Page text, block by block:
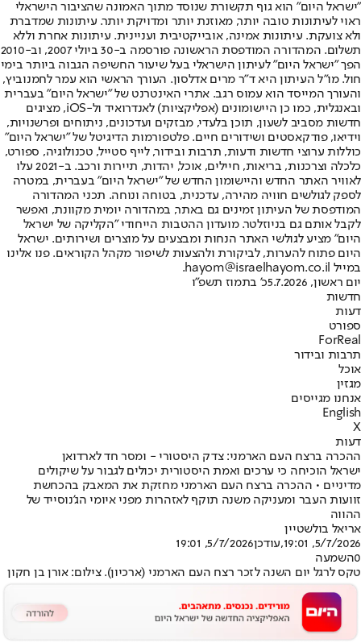
"ישראל היום" הוא גוף תקשורת שנוסד מתוך האמונה שהציבור הישראלי
ראוי לעיתונות טובה יותר, מאוזנת יותר ומדויקת יותר. עיתונות שמדברת
ולא צועקת. עיתונות אמינה, אובייקטיבית ועניינית. עיתונות אחרת וללא
תשלום. המהדורה המודפסת הראשונה פורסמה ב-30 ביולי 2007, וב-2010
הפך "ישראל היום" לעיתון הישראלי בעל שיעור החשיפה הגבוה ביותר בימי
חול. מו"ל העיתון היא ד"ר מרים אדלסון. העורך הראשי הוא עמר לחמנוביץ,
והעורך המייסד הוא עמוס רגב. אתרי האינטרנט של "ישראל היום" בעברית
ובאנגלית, כמו כן היישומונים (אפליקציות) לאנדרואיד ול-iOS, מציגים
חדשות מסביב לשעון, תוכן בלעדי, מבזקים ועדכונים, ניתוחים ופרשנויות,
וידיאו, פודקאסטים ושידורים חיים. פלטפורמות הדיגיטל של "ישראל היום"
כוללות ערוצי חדשות ודעות, תרבות ובידור, לייף סטייל, טכנולוגיה, ספורט,
כלכלה וצרכנות, בריאות, חיילים, אוכל, יהדות, תיירות ורכב. ב-2021 עלו
לאוויר האתר החדש והיישומון החדש של "ישראל היום" בעברית, במטרה
לספק לגולשים חוויה מהירה, עדכנית, בטוחה ונוחה. תכני המהדורה
המודפסת של העיתון זמינים גם באתר, במהדורה יומית מקוונת, ואפשר
לקבל אותם גם בניוזלטר. מועדון ההטבות הייחודי "הקליקה של ישראל
היום" מציע לגולשי האתר הנחות ומבצעים על מוצרים ושירותים. ישראל
היום פתוח להערות, לביקורת ולהצעות לשיפור מקהל הקוראים. פנו אלינו
במייל hayom@israelhayom.co.il.
יום ראשון, 5.7.2026
כ' בתמוז תשפ"ו
חדשות
דעות
ספורט
ForReal
תרבות ובידור
אוכל
מגזין
אנחנו מגייסים
English
X
דעות
ההכרה ברצח העם הארמני: צדק היסטורי - ומסר חד לארדואן
ישראל הוכיחה כי ערכים ואמת היסטורית יכולים לגבור על שיקולים
מדיניים • ההכרה ברצח העם הארמני מחזקת את המאבק בהכחשת
זוועות העבר ומעניקה משנה תוקף לאזהרות מפני איומי הג'נוסייד של
ההווה
אריאל בולשטיין
5/7/2026, 19:01
,עודכן5/7/2026, 19:01
0השמעה
טקס לרגל יום השנה לזכר רצח העם הארמני (ארכיון). צילום: אורן בן חקון